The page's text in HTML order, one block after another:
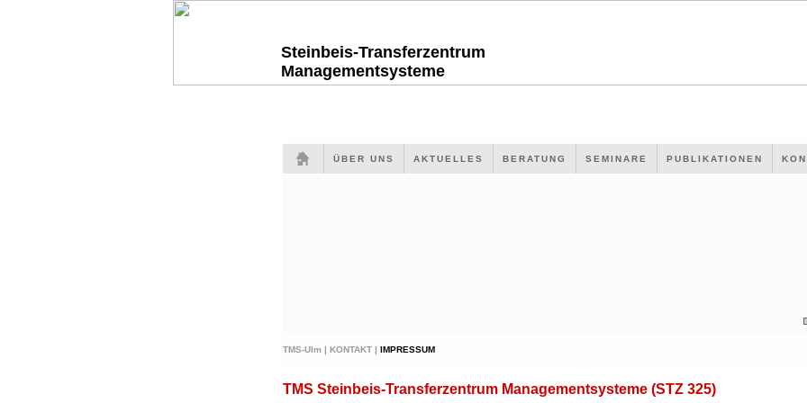
Steinbeis-Transferzentrum
Managementsysteme
ÜBER UNS AKTUELLES BERATUNG SEMINARE PUBLIKATIONEN
TMS-Ulm | KONTAKT | IMPRESSUM
TMS Steinbeis-Transferzentrum Managementsysteme (STZ 325)